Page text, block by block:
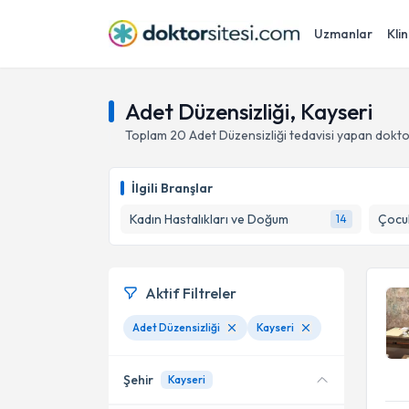
Uzmanlar
Adet Düzensizliği, Kayseri
Toplam 20 Adet Düzensizliği tedavisi yapan
İlgili Branşlar
Kadın Hastalıkları ve Doğum
14
Aktif Filtreler
Adet Düzensizliği Kayseri
Şehir Kayseri